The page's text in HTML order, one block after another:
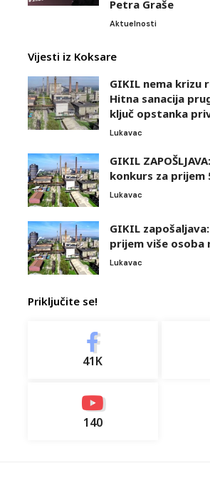
Petra Graše
Aktuelnosti
Vijesti iz Koksare
GIKIL nema krizu
Hitna sanacija
ključ opstanka
Lukavac
GIKIL
konkurs za prijem
Lukavac
GIKIL
prijem više osoba
Lukavac
Priključite se!
41K
140